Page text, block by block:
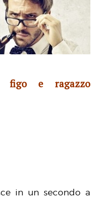
figo e ragazzo
in un secondo a